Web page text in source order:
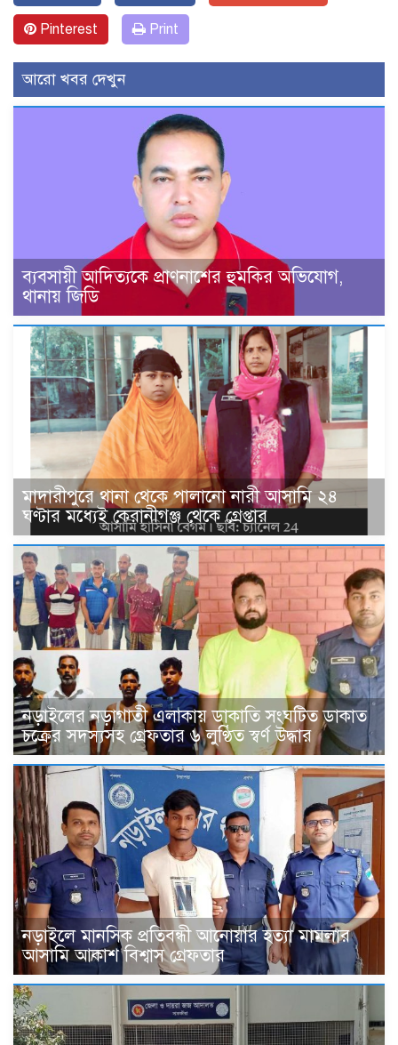
Pinterest Print
আরো খবর দেখুন
ব্যবসায়ী আদিত্যকে প্রাণনাশের হুমকির অভিযোগ,
থানায় জিডি
মাদারীপুরে থানা থেকে পালানো নারী আসামি ২৪
ঘণ্টার মধ্যেই কেরানীগঞ্জ থেকে গ্রেপ্তার
নড়াইলের নড়াগাতী এলাকায় ডাকাতি সংঘটিত ডাকাত
চক্রের সদস্যসহ গ্রেফতার ৬ লুণ্ঠিত স্বর্ণ উদ্ধার
নড়াইলে মানসিক প্রতিবন্ধী আনোয়ার হত্যা মামলার
আসামি আকাশ বিশ্বাস গ্রেফতার